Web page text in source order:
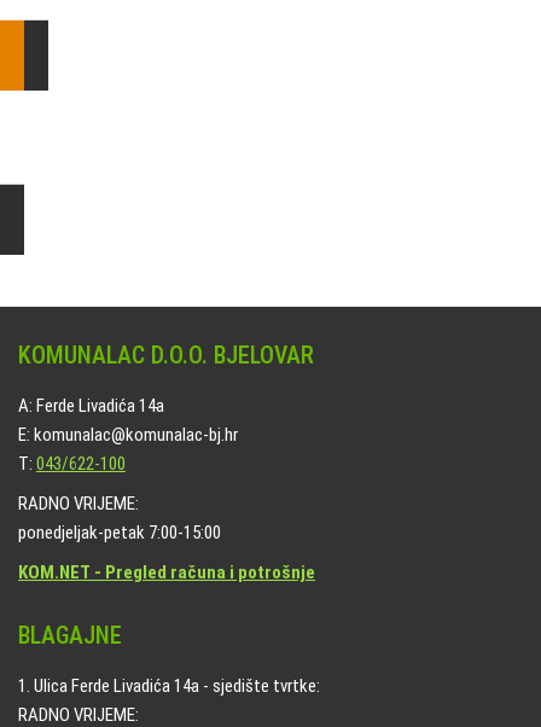
KOMUNALAC D.O.O. BJELOVAR
A: Ferde Livadića 14a
E: komunalac@komunalac-bj.hr
T: 043/622-100
RADNO VRIJEME:
ponedjeljak-petak 7:00-15:00
KOM.NET - Pregled računa i potrošnje
BLAGAJNE
1. Ulica Ferde Livadića 14a - sjedište tvrtke:
RADNO VRIJEME: